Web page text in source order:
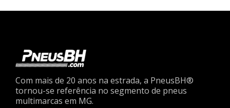
Com mais de 20 anos na estrada, a PneusBH®
tornou-se referência no segmento de pneus
multimarcas em MG.